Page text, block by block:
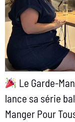
Le Garde-
lance sa série
Manger Pour